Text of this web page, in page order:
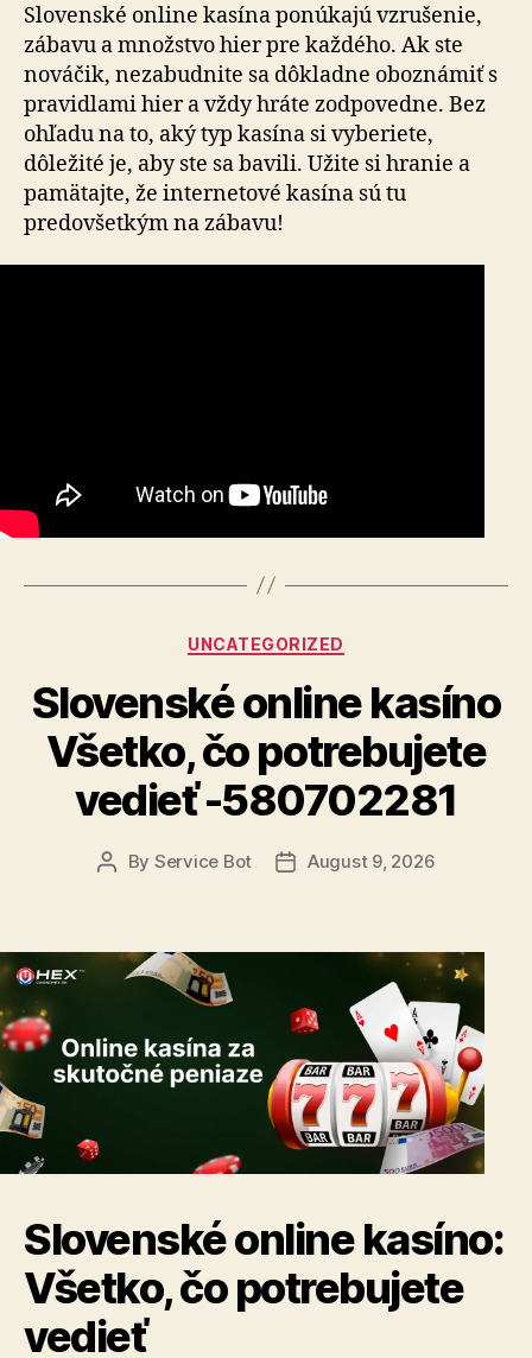
Slovenské online kasína ponúkajú vzrušenie,
zábavu a množstvo hier pre každého. Ak ste
nováčik, nezabudnite sa dôkladne oboznámiť s
pravidlami hier a vždy hráte zodpovedne. Bez
ohľadu na to, aký typ kasína si vyberiete,
dôležité je, aby ste sa bavili. Užite si hranie a
pamätajte, že internetové kasína sú tu
predovšetkým na zábavu!
Categories
UNCATEGORIZED
Slovenské online kasíno
Všetko, čo potrebujete
vedieť -580702281
Post
By Service Bot
PostAugust 9, 2026
Slovenské online kasíno:
Všetko, čo potrebujete
vedieť